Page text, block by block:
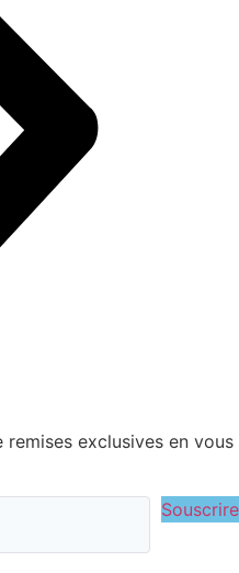
exclusives en vous
Souscrire